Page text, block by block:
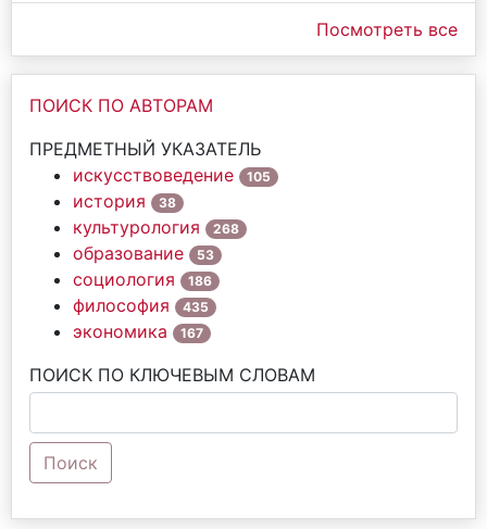
Посмотреть все
ПОИСК ПО АВТОРАМ
ПРЕДМЕТНЫЙ УКАЗАТЕЛЬ
искусствоведение
105
история 38
культурология 268
образование 53
социология 186
философия 435
экономика 167
ПОИСК ПО КЛЮЧЕВЫМ СЛОВАМ
Поиск